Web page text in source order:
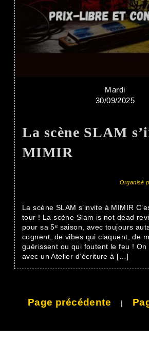
Mardi
30/09/2025
La scène SLAM
MIMIR
Organisé
La scène SLAM s’invite à MIMIR
tour ! La scène Slam is not dead
pour sa 5ᵉ saison, avec toujours
cognent, de vibes qui claquent, de
guérissent ou qui foutent le feu !
avec un Atelier d’écriture à […]
Page précédente |